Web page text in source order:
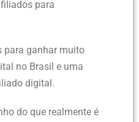
para
para ganhar muito
no Brasil e uma
digital.
do que realmente é